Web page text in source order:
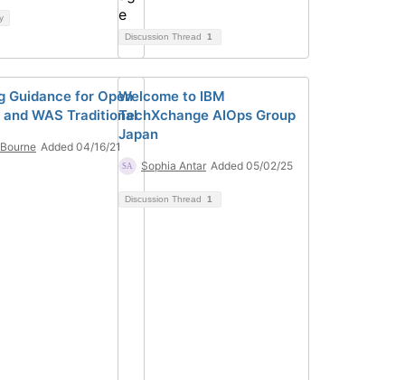
Discussion Thread
1
Guidance for Open
WAS Traditional
Added 04/16/21
Welcome to IBM
TechXchange AIOps Group
Japan
Sophia Antar Added 05/02/25
Discussion Thread 1